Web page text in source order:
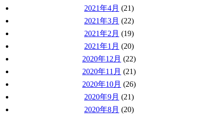
2021年4月 (21)
2021年3月 (22)
2021年2月 (19)
2021年1月 (20)
2020年12月 (22)
2020年11月 (21)
2020年10月 (26)
2020年9月 (21)
2020年8月 (20)